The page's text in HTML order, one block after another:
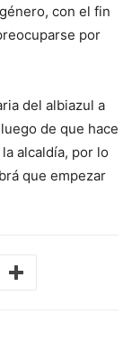
con el fin
por
del albiazul a
de que hace
alcaldía, por lo
que empezar